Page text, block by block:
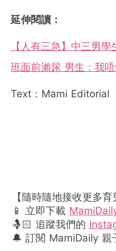
延伸閱讀：
【人有三急】中三男
班面前瀨尿 男生：我
Text：Mami Editorial
【隨時隨地接收更多育
📱 立即下載
🤱🏻 追蹤我們的
🔔 訂閱 MamiDaily 親